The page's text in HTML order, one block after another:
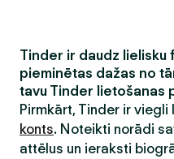
Tinder ir daudz lielisku
pieminētas dažas no
tavu Tinder lietošanas
Pirmkārt, Tinder ir
konts. Noteikti norādi
attēlus un ieraksti